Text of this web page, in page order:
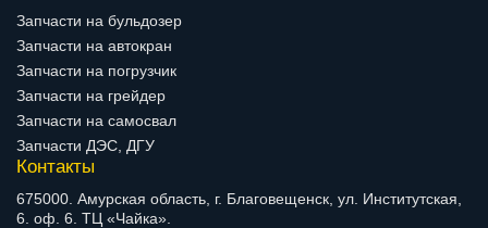
Запчасти на бульдозер
Запчасти на автокран
Запчасти на погрузчик
Запчасти на грейдер
Запчасти на самосвал
Запчасти ДЭС, ДГУ
Контакты
675000. Амурская область, г. Благовещенск, ул. Институтская,
6. оф. 6. ТЦ «Чайка».